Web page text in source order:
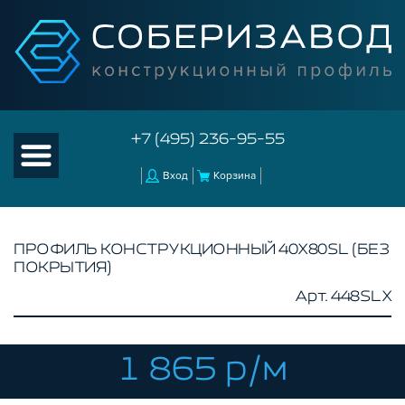
+7 (495) 236-95-55
Вход Корзина
КАТАЛОГ ТОВАРОВ
КОНСТРУКЦИОННЫЙ ПРОФИЛЬ
СЕРЕБРИСТЫЙ
ПРОФИЛЬ КОНСТРУКЦИОННЫЙ 40Х80SL (БЕЗ
ПОКРЫТИЯ)
Арт. 448SLX
1 865 р/м